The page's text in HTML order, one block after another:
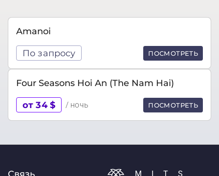
Amanoi
По запросу ПОСМОТРЕТЬ
Four Seasons Hoi An (The Nam Hai)
от 34 $ / ночь ПОСМОТРЕТЬ
Связь MITS